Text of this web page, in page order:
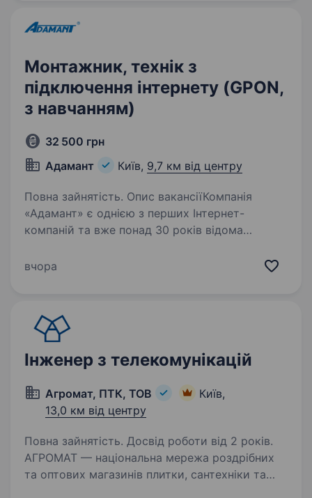
Монтажник, технік з
підключення інтернету (GPON,
з навчанням)
32 500 грн
Адамант
Київ, 9,7 км від центру
Повна зайнятість. Опис вакансіїКомпанія
«Адамант» є однією з перших Інтернет-
компаній та вже понад 30 років відома
Технічна база Адамант може забезпечити
вчора
Інженер з телекомунікацій
Агромат, ПТК, ТОВ
Київ,
13,0 км від центру
Повна зайнятість. Досвід роботи від 2 років.
АГРОМАТ — національна мережа роздрібних
та оптових магазинів плитки, сантехніки та